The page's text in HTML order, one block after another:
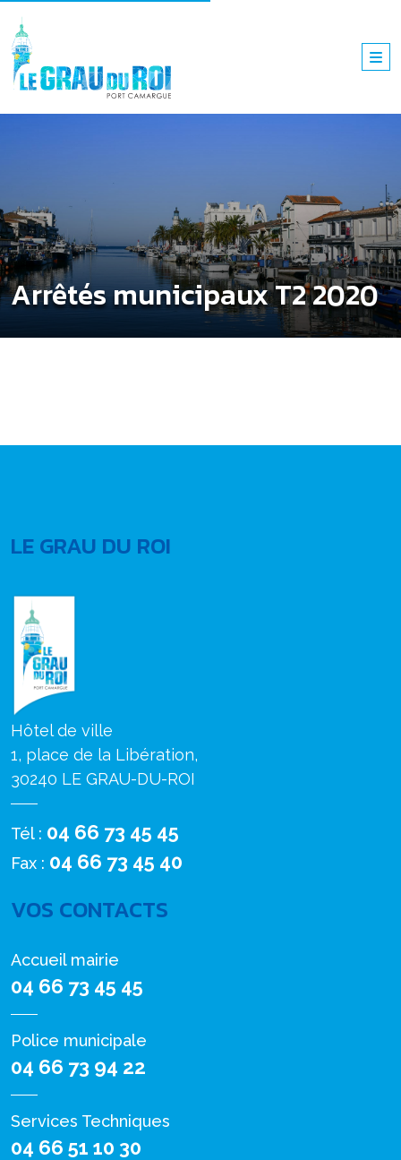
Arrêtés municipaux T2 2020
LE GRAU DU ROI
Hôtel de ville
1, place de la Libération,
30240 LE GRAU-DU-ROI
Tél : 04 66 73 45 45
Fax : 04 66 73 45 40
VOS CONTACTS
Accueil mairie
04 66 73 45 45
Police municipale
04 66 73 94 22
Services Techniques
04 66 51 10 30